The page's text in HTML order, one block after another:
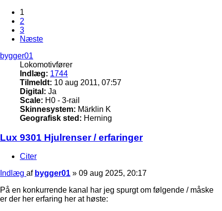
1
2
3
Næste
bygger01
Lokomotivfører
Indlæg: 1744
Tilmeldt: 10 aug 2011, 07:57
Digital: Ja
Scale: H0 - 3-rail
Skinnesystem: Märklin K
Geografisk sted: Herning
Lux 9301 Hjulrenser / erfaringer
Citer
Indlæg af bygger01 » 09 aug 2025, 20:17
På en konkurrende kanal har jeg spurgt om følgende / måske
er der her erfaring her at høste: